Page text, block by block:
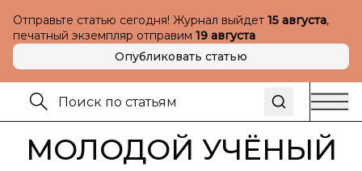
Отправьте статью сегодня! Журнал выйдет 15 августа,
печатный экземпляр отправим 19 августа
Опубликовать статью
МОЛОДОЙ УЧЁНЫЙ